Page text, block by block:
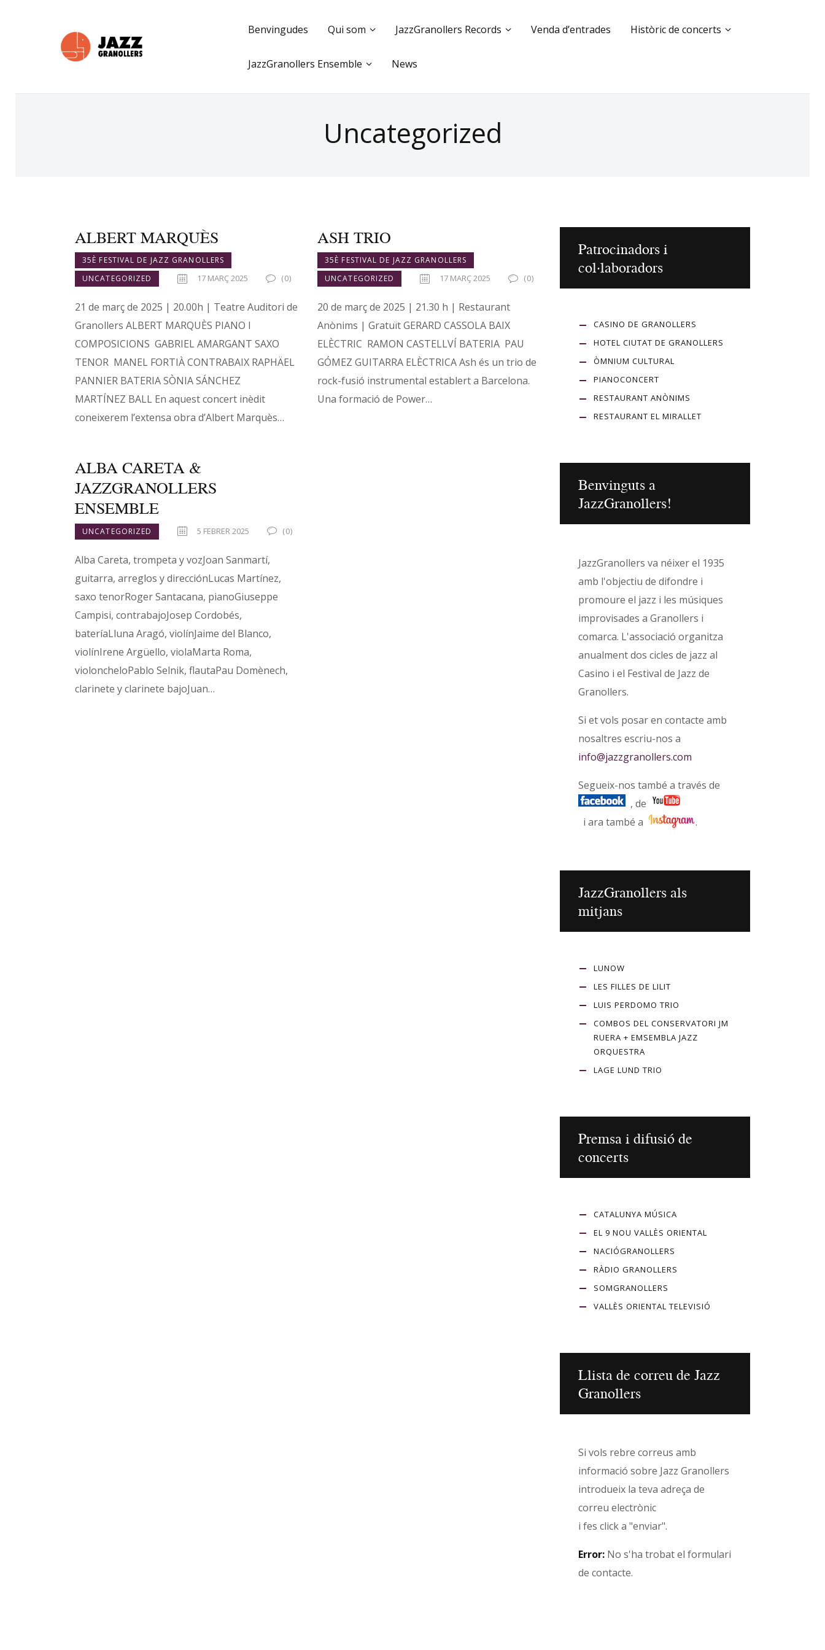
Benvingudes Qui som JazzGranollers Records Venda d’entrades Històric de concerts
JazzGranollers Ensemble News
Uncategorized
ALBERT MARQUÈS
35È FESTIVAL DE JAZZ GRANOLLERS
UNCATEGORIZED
17 MARÇ 2025 (0)
21 de març de 2025 | 20.00h | Teatre Auditori de
Granollers ALBERT MARQUÈS PIANO I
COMPOSICIONS GABRIEL AMARGANT SAXO
TENOR MANEL FORTIÀ CONTRABAIX RAPHÄEL
PANNIER BATERIA SÒNIA SÁNCHEZ
MARTÍNEZ BALL En aquest concert inèdit
coneixerem l’extensa obra d’Albert Marquès…
ASH TRIO
35È FESTIVAL DE JAZZ GRANOLLERS
UNCATEGORIZED
17 MARÇ 2025 (0)
20 de març de 2025 | 21.30 h | Restaurant
Anònims | Gratuït GERARD CASSOLA BAIX
ELÈCTRIC RAMON CASTELLVÍ BATERIA PAU
GÓMEZ GUITARRA ELÈCTRICA Ash és un trio de
rock-fusió instrumental establert a Barcelona.
Una formació de Power…
ALBA CARETA &
JAZZGRANOLLERS
ENSEMBLE
UNCATEGORIZED 5 FEBRER 2025 (0)
Alba Careta, trompeta y vozJoan Sanmartí,
guitarra, arreglos y direcciónLucas Martínez,
saxo tenorRoger Santacana, pianoGiuseppe
Campisi, contrabajoJosep Cordobés,
bateríaLluna Aragó, violínJaime del Blanco,
violínIrene Argüello, violaMarta Roma,
violoncheloPablo Selnik, flautaPau Domènech,
clarinete y clarinete bajoJuan…
Patrocinadors i
col·laboradors
CASINO DE GRANOLLERS
HOTEL CIUTAT DE GRANOLLERS
ÒMNIUM CULTURAL
PIANOCONCERT
RESTAURANT ANÒNIMS
RESTAURANT EL MIRALLET
Benvinguts a
JazzGranollers!
JazzGranollers va néixer el 1935
amb l'objectiu de difondre i
promoure el jazz i les músiques
improvisades a Granollers i
comarca. L'associació organitza
anualment dos cicles de jazz al
Casino i el Festival de Jazz de
Granollers.
Si et vols posar en contacte amb
nosaltres escriu-nos a
info@jazzgranollers.com
Segueix-nos també a través de
, de
i ara també a
.
JazzGranollers als
mitjans
LUNOW
LES FILLES DE LILIT
LUIS PERDOMO TRIO
COMBOS DEL CONSERVATORI JM
RUERA + EMSEMBLA JAZZ
ORQUESTRA
LAGE LUND TRIO
Premsa i difusió de
concerts
CATALUNYA MÚSICA
EL 9 NOU VALLÈS ORIENTAL
NACIÓGRANOLLERS
RÀDIO GRANOLLERS
SOMGRANOLLERS
VALLÈS ORIENTAL TELEVISIÓ
Llista de correu de Jazz
Granollers
Si vols rebre correus amb
informació sobre Jazz Granollers
introdueix la teva adreça de
correu electrònic
i fes click a "enviar".
Error: No s'ha trobat el formulari
de contacte.